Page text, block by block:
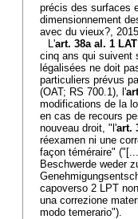
précis des surfaces
dimensionnement
avec du vieux?,
L'art. 38a al. 1 LAT
cinq ans qui suivent
légalisées ne doit
particuliers prévus
(OAT; RS 700.1), l'
modifications de la
en cas de recours
nouveau droit, "l'art.
réexamen ni une
façon téméraire"
Beschwerde weder
capoverso 2 LPT
una correzione
modo temerario").